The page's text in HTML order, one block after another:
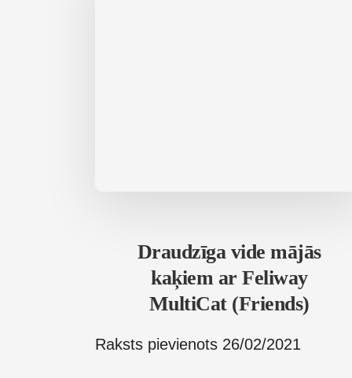
Draudzīga vide mājās
kaķiem ar Feliway
MultiCat (Friends)
Raksts pievienots 26/02/2021